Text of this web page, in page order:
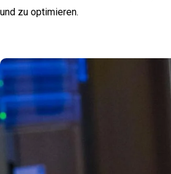
und zu optimieren.